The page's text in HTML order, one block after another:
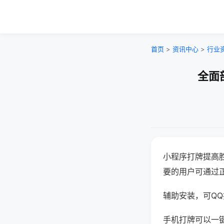
首页 > 资讯中心 > 行业
全面
小程序打牌提高
要的用户可通过
辅助安装，可
手机打牌可以一